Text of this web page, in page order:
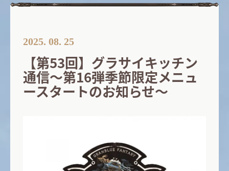
2025. 08. 25
【第53回】グラサイキッチン
通信～第16弾季節限定メニュ
ースタートのお知らせ～